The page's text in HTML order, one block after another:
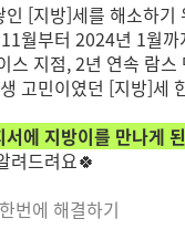
인 [지방]세를 해소하
월부터 2024년 1월
스 지점, 2년 연속 람
고민이였던 [지방]세
에 지방이를 만나게
려드려요🍀
번에 해결하기